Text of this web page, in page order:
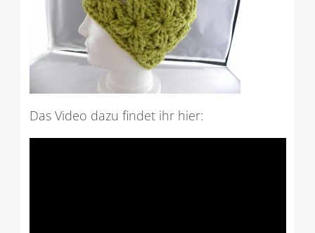
Das Video dazu findet ihr hier: